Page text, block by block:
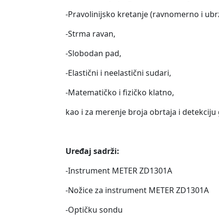
-Pravolinijsko kretanje (ravnomerno i
-Strma ravan,
-Slobodan pad,
-Elastični i neelastični sudari,
-Matematičko i fizičko klatno,
kao i za merenje broja obrtaja i detekciju
Uređaj sadrži:
-Instrument METER ZD1301A
-Nožice za instrument METER ZD1301A
-Optičku sondu